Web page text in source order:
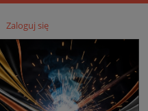
Zaloguj się